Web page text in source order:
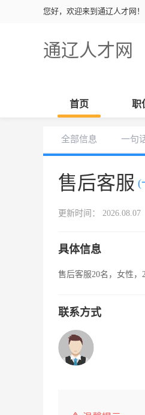
您好，欢迎来到通辽人才网！
通辽人才网
首页 职
全部信息 一句
售后客服 (
更新时间： 2026.08.07
具体信息
售后客服20名，女性，
联系方式